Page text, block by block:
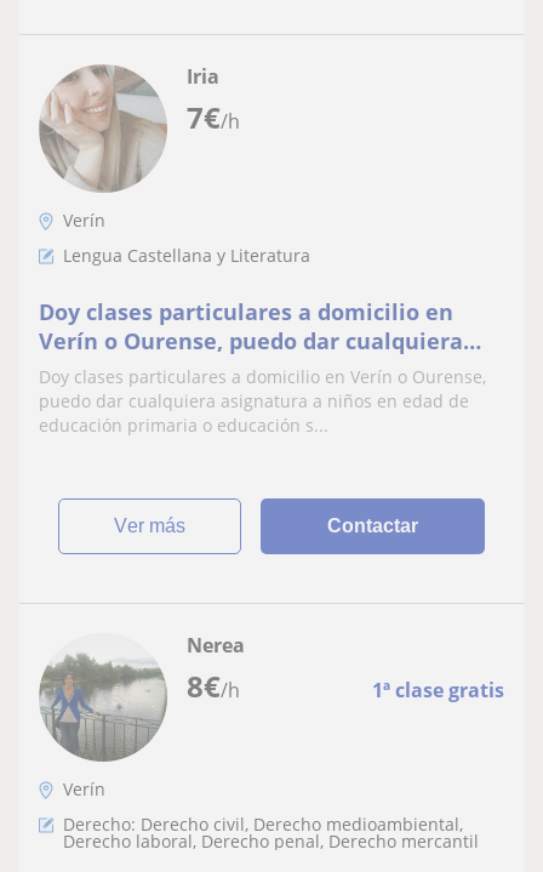
7€/h
Iria
Verín
Lengua Castellana y Literatura
Doy clases particulares a domicilio en
Verín o Ourense, puedo dar cualquiera
asignatura a niños en edad de educación
primaria o educación secundaria
Doy clases particulares a domicilio en Verín o Ourense,
puedo dar cualquiera asignatura a niños en edad de
educación primaria o educación s...
ver más Contactar
8€/h 1ª clase gratis
Nerea
Verín
Derecho: Derecho civil, Derecho medioambiental,
Derecho laboral, Derecho penal, Derecho mercantil